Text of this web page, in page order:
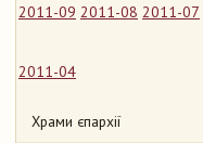
2011-09 2011-08 2011-07
2011-04
Храми єпархії